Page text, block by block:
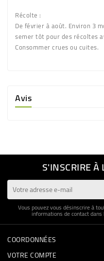
Récolte :
De février à août. Environ 3
semer tôt pour des récoltes
Consommer crues ou cuites.
Avis
S'INSCRIRE
Vous pouvez vous désinscrire à
informations de contact
COORDONNÉES
VOTRE COMPTE